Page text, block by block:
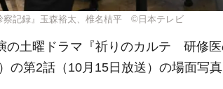
察記録』玉森裕太、椎名桔平 ©日本テレビ
の土曜ドラマ『祈りのカルテ 研修
第2話（10月15日放送）の場面写真